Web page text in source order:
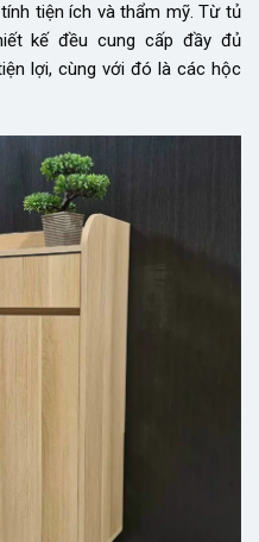
tiện ích và thẩm mỹ. Từ tủ
kế đều cung cấp đầy đủ
lợi, cùng với đó là các hộc